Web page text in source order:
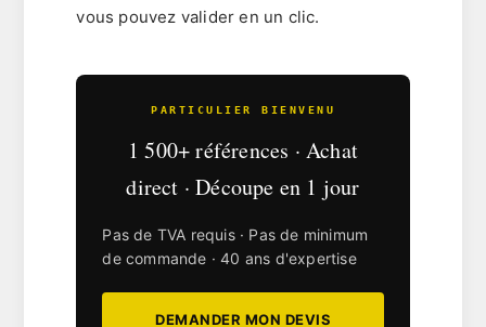
vous pouvez valider en un clic.
PARTICULIER BIENVENU
1 500+ références · Achat
direct · Découpe en 1 jour
Pas de TVA requis · Pas de minimum
de commande · 40 ans d'expertise
DEMANDER MON DEVIS